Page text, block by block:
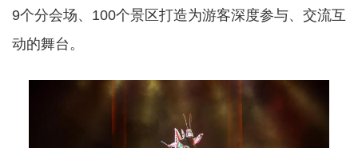
9个分会场、100个景区打造为游客深度参与、交流互
动的舞台。